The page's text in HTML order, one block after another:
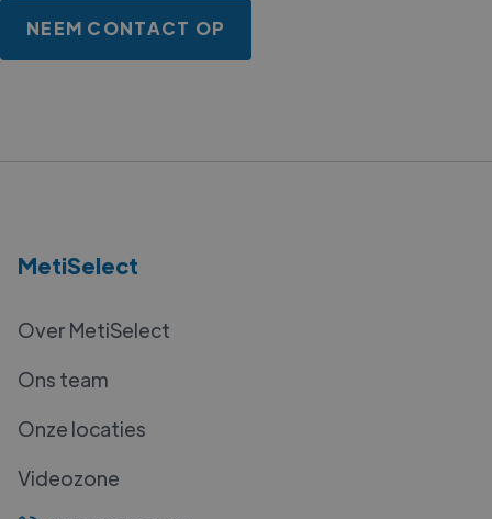
NEEM CONTACT OP
MetiSelect
Over MetiSelect
Ons team
Onze locaties
Videozone